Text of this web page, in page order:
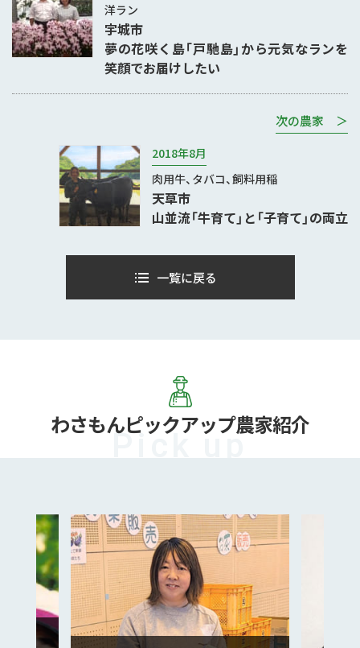
洋ラン
宇城市
夢の花咲く島「戸馳島」から元気なランを
笑顔でお届けしたい
次の農家 ＞
2018年8月
肉用牛、タバコ、飼料用稲
天草市
山並流「牛育て」と「子育て」の両立
一覧に戻る
わさもんピックアップ農家紹介